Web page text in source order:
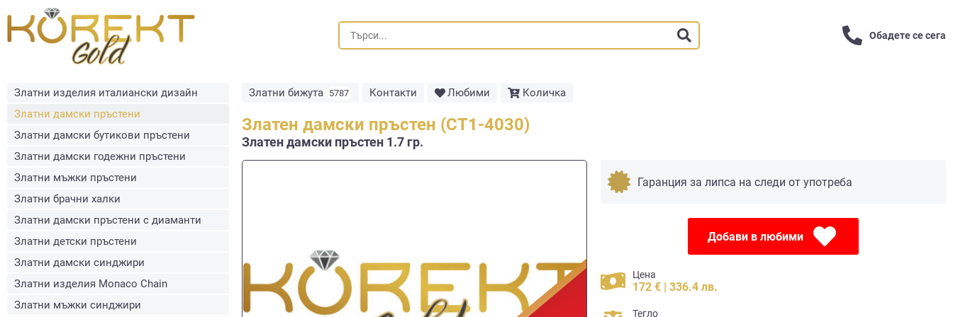
Обадете се сега
Златни изделия италиански дизайн
Златни дамски пръстени
Златни дамски бутикови пръстени
Златни дамски годежни пръстени
Златни мъжки пръстени
Златни брачни халки
Златни дамски пръстени с диаманти
Златни детски пръстени
Златни дамски синджири
Златни изделия Monaco Chain
Златни мъжки синджири
Златни бижута 5787 Контакти Любими Количка
Златен дамски пръстен (СТ1-4030)
Златен дамски пръстен 1.7 гр.
Гаранция за липса на следи от употреба
Добави в любими
Цена
172 € | 336.4 лв.
Тегло